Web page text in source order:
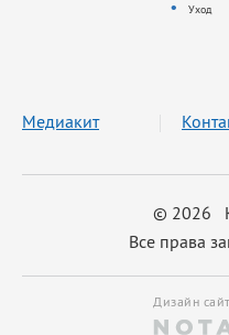
Уход
© 2026
Все права
Медиакит
Дизайн